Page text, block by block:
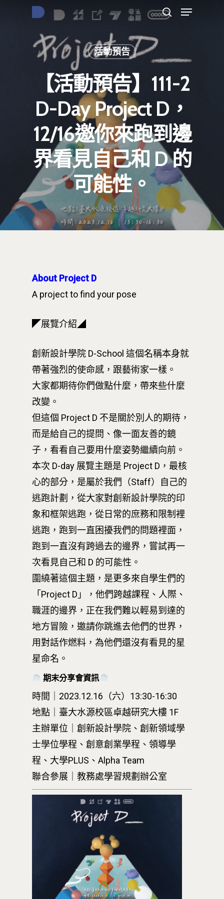
按下Enter開始搜尋，或Esc關閉跳窗
活動預告
【活動預告】111-2
D-Day Project D，
12/16邀你來跑到邊
界看見自己和 D 的
可能性。
About Project D
A project to find your pose
◤展覽介紹◢
創新設計學院 D-School 這個名稱本身就
帶著強烈的使命感，跟藝術家一樣。
大家都期待你們做點什麼，帶來些什麼
改變。
但這個 Project D 不是關於別人的期待，
而是給自己的提問、像一面友善的鏡
子，看看自己要用什麼姿勢繼續向前。
本次 D-day 展覽主題是 Project D，最核
心的部分，是屬於我們（Staff）自己的
逃跑計劃，從大家對創新設計學院的印
象和框架逃跑，從日常的庶務和限制裡
逃跑，跑到一直困擾我們的問題裡面，
跑到一直沒有跨過去的邊界，嘗試再一
次看見自己和 D 的可能性。
圍繞著這個主題，是更多來自學生們的
「Project D」，他們跨越課程、人際、
職涯的邊界，正在我們難以輕易到達的
地方冒險，邀請你跳進去他們的世界，
用對話作燃料，為他們還沒有看見的星
星命名。
期末分享會資訊
時間｜2023.12.16（六）13:30-16:30
地點｜臺大水源校區卓越研究大樓 1F
主辦單位｜創新設計學院、創新領域學
士學位學程、創意創業學程、領導學
程、大學PLUS、Alpha Team
聯合參展｜教務處學習規劃辦公室